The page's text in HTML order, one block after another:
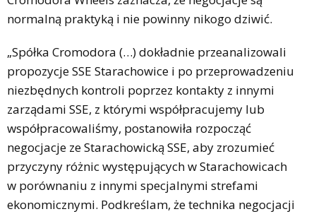
normalną praktyką i nie powinny nikogo dziwić.
„Spółka Cromodora (…) dokładnie przeanalizowali
propozycje SSE Starachowice i po przeprowadzeniu
niezbędnych kontroli poprzez kontakty z innymi
zarządami SSE, z którymi współpracujemy lub
współpracowaliśmy, postanowiła rozpocząć
negocjacje ze Starachowicką SSE, aby zrozumieć
przyczyny różnic występujących w Starachowicach
w porównaniu z innymi specjalnymi strefami
ekonomicznymi. Podkreślam, że technika negocjacji